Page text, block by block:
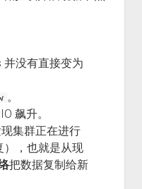
并没有直接变为
。
飙升。
现集群正在进行
），也就是从现
把数据复制给新